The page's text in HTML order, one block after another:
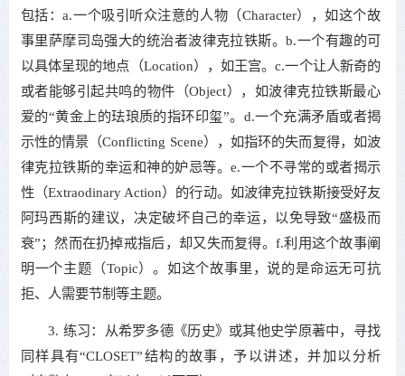
包括：a.一个吸引听众注意的人物（Character），如这个故
事里萨摩司岛强大的统治者波律克拉铁斯。b.一个有趣的可
以具体呈现的地点（Location），如王宫。c.一个让人新奇的
或者能够引起共鸣的物件（Object），如波律克拉铁斯最心
爱的“黄金上的珐琅质的指环印玺”。d.一个充满矛盾或者揭
示性的情景（Conflicting Scene），如指环的失而复得，如波
律克拉铁斯的幸运和神的妒忌等。e.一个不寻常的或者揭示
性（Extraodinary Action）的行动。如波律克拉铁斯接受好友
阿玛西斯的建议，决定破坏自己的幸运，以免导致“盛极而
衰”；然而在扔掉戒指后，却又失而复得。f.利用这个故事阐
明一个主题（Topic）。如这个故事里，说的是命运无可抗
拒、人需要节制等主题。
3. 练习：从希罗多德《历史》或其他史学原著中，寻找
同样具有“CLOSET”结构的故事，予以讲述，并加以分析